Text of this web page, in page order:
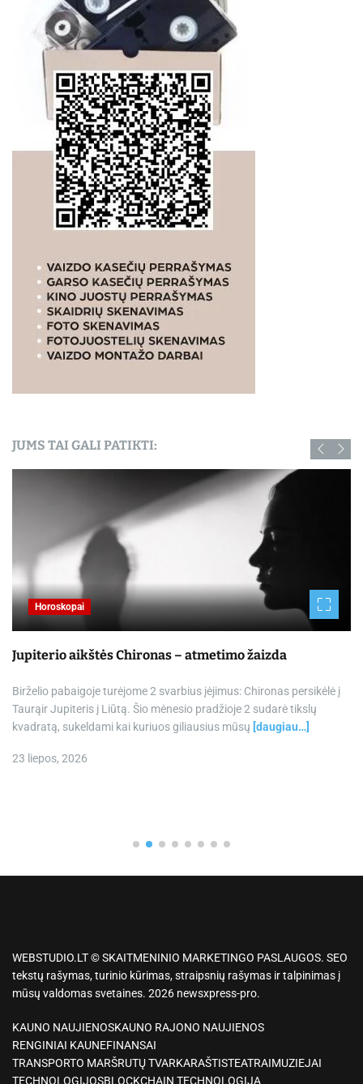
JUMS TAI GALI PATIKTI:
Horoskopai
Jupiterio aikštės Chironas – atmetimo žaizda
Birželio pabaigoje turėjome 2 svarbius įėjimus: Chironas persikėlė į
Taurąir Jupiteris į Liūtą. Šio mėnesio pradžioje 2 sudarė tikslų
kvadratą, sukeldami kai kuriuos giliausius mūsų [daugiau…]
23 liepos, 2026
WEBSTUDIO.LT © SKAITMENINIO MARKETINGO PASLAUGOS. SEO
tekstų rašymas, turinio kūrimas, straipsnių rašymas ir talpinimas į
mūsų valdomas svetaines. 2026 newsxpress-pro.
KAUNO NAUJIENOSKAUNO RAJONO NAUJIENOS
RENGINIAI KAUNEFINANSAI
TRANSPORTO MARŠRUTŲ TVARKARAŠTISTEATRAIMUZIEJAI
TECHNOLOGIJOSBLOCKCHAIN TECHNOLOGIJA